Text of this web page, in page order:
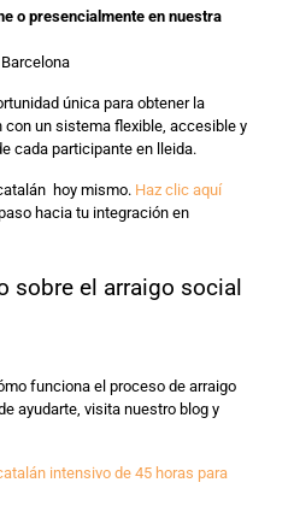
o presencialmente en nuestra
única para obtener la
un sistema flexible, accesible y
cada participante en lleida.
hoy mismo. Haz clic aquí
hacia tu integración en
sobre el arraigo social
funciona el proceso de arraigo
ayudarte, visita nuestro blog y
intensivo de 45 horas para